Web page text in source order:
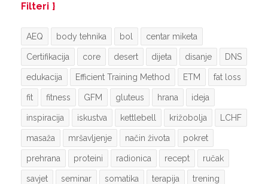
Filteri
AEQ body tehnika bol centar miketa
Certifikacija core desert dijeta disanje DNS
edukacija Efficient Training Method ETM fat loss
fit fitness GFM gluteus hrana ideja
inspiracija iskustva kettlebell križobolja LCHF
masaža mršavljenje način života pokret
prehrana proteini radionica recept ručak
savjet seminar somatika terapija trening